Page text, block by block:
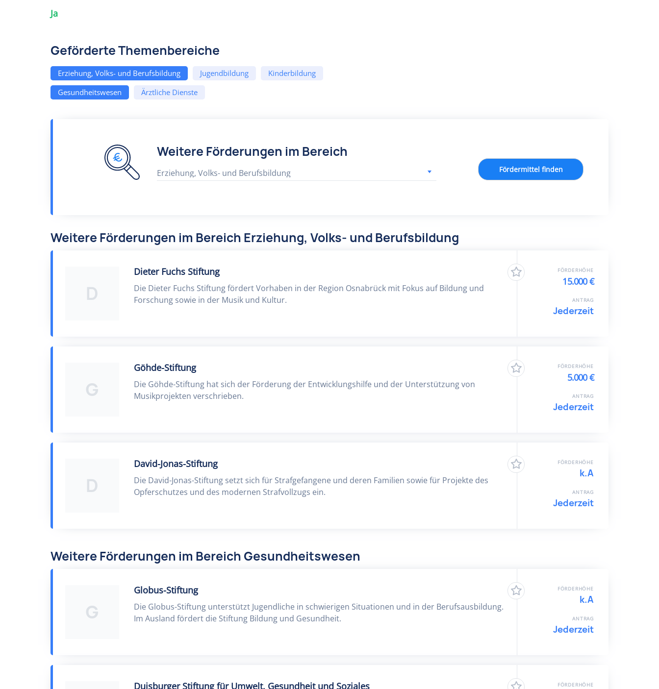
Ja
Geförderte Themenbereiche
Erziehung, Volks- und Berufsbildung Jugendbildung
Kinderbildung
Gesundheitswesen
Ärztliche Dienste
Weitere Förderungen im Bereich
Erziehung, Volks- und Berufsbildung Fördermittel finden
Weitere Förderungen im Bereich Erziehung, Volks- und Berufsbildung
D
Dieter Fuchs Stiftung
Die Dieter Fuchs Stiftung fördert Vorhaben in der Region Osnabrück mit Fokus auf Bildung und
Forschung sowie in der Musik und Kultur.
FÖRDERHÖHE
15.000 €
ANTRAG
Jederzeit
G
Göhde-Stiftung
Die Göhde-Stiftung hat sich der Förderung der Entwicklungshilfe und der Unterstützung von
Musikprojekten verschrieben.
FÖRDERHÖHE
5.000 €
ANTRAG
Jederzeit
D
David-Jonas-Stiftung
Die David-Jonas-Stiftung setzt sich für Strafgefangene und deren Familien sowie für Projekte des
Opferschutzes und des modernen Strafvollzugs ein.
FÖRDERHÖHE
k.A
ANTRAG
Jederzeit
Weitere Förderungen im Bereich Gesundheitswesen
G
Globus-Stiftung
Die Globus-Stiftung unterstützt Jugendliche in schwierigen Situationen und in der Berufsausbildung.
Im Ausland fördert die Stiftung Bildung und Gesundheit.
FÖRDERHÖHE
k.A
ANTRAG
Jederzeit
Duisburger Stiftung für Umwelt, Gesundheit und Soziales FÖRDERHÖHE